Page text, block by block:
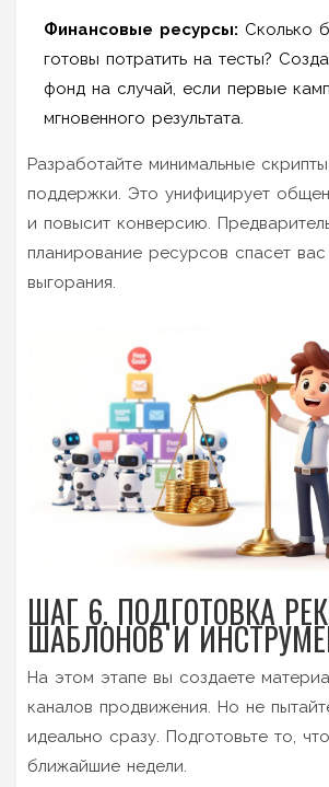
Финансовые ресурсы: Сколько
готовы потратить на тесты?
фонд на случай, если первые
мгновенного результата.
Разработайте минимальные
поддержки. Это унифицирует
и повысит конверсию.
планирование ресурсов спасет
выгорания.
ШАГ 6. ПОДГОТОВКА
ШАБЛОНОВ И
На этом этапе вы создаете
каналов продвижения. Но не
идеально сразу. Подготовьте то,
ближайшие недели.